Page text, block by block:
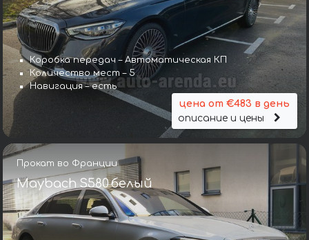
Коробка передач – Автоматическая КП
Количество мест – 5
Навигация – есть
цена от €483 в день
описание и цены
Прокат во Франции
Maybach S580 белый